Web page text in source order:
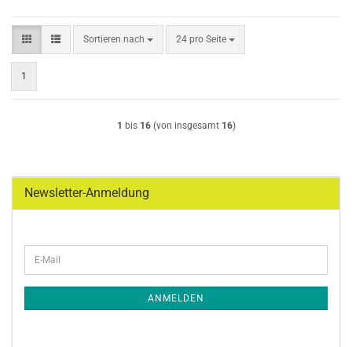
Sortieren nach
Sortieren nach 24 pro Seite
pro Seite
1
1 bis 16(von insgesamt 16)
Newsletter-Anmeldung
ZUR
NEWSLETTER-
ANMELDUNG
E-
Mail
ANMELDEN